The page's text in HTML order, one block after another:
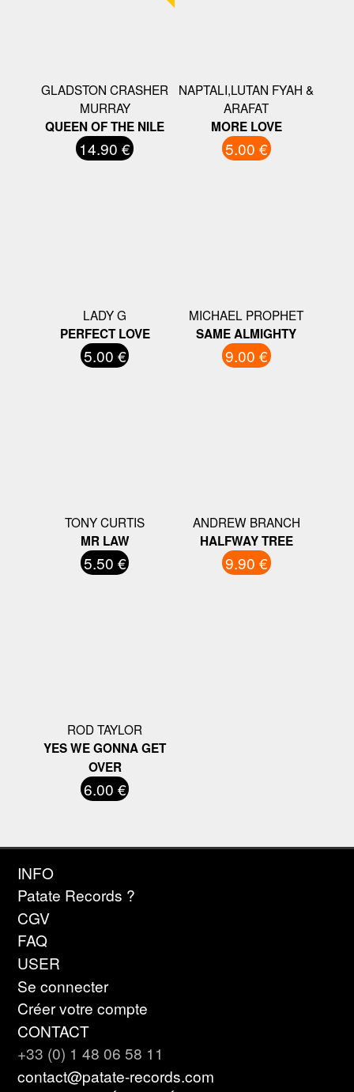
GLADSTON CRASHER
MURRAY
QUEEN OF THE NILE
14.90 €
NAPTALI,LUTAN FYAH &
ARAFAT
MORE LOVE
5.00 €
LADY G
PERFECT LOVE
5.00 €
MICHAEL PROPHET
SAME ALMIGHTY
9.00 €
TONY CURTIS
MR LAW
5.50 €
ANDREW BRANCH
HALFWAY TREE
9.90 €
ROD TAYLOR
YES WE GONNA GET
OVER
6.00 €
INFO
Patate Records ?
CGV
FAQ
USER
Se connecter
Créer votre compte
CONTACT
+33 (0) 1 48 06 58 11
contact@patate-records.com